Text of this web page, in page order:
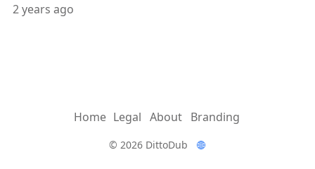
2 years ago
Home Legal About Branding
© 2026 DittoDub